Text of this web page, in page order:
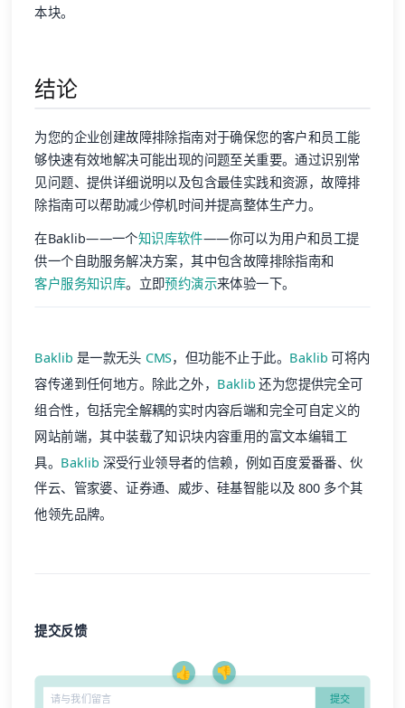
本块。
结论
为您的企业创建故障排除指南对于确保您的客户和员工能
够快速有效地解决可能出现的问题至关重要。通过识别常
见问题、提供详细说明以及包含最佳实践和资源，故障排
除指南可以帮助减少停机时间并提高整体生产力。
在Baklib——一个知识库软件——你可以为用户和员工提
供一个自助服务解决方案，其中包含故障排除指南和
客户服务知识库。立即预约演示来体验一下。
Baklib 是一款无头 CMS，但功能不止于此。 Baklib 可将内
容传递到任何地方。除此之外， Baklib 还为您提供完全可
组合性，包括完全解耦的实时内容后端和完全可自定义的
网站前端，其中装载了知识块内容重用的富文本编辑工
具。 Baklib 深受行业领导者的信赖，例如百度爱番番、伙
伴云、管家婆、证券通、威步、硅基智能以及 800 多个其
他领先品牌。
提交反馈
👍 👎